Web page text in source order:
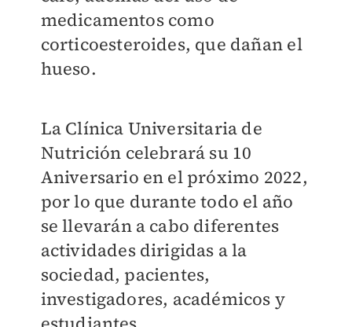
medicamentos como
corticoesteroides, que dañan el
hueso.
La Clínica Universitaria de
Nutrición celebrará su 10
Aniversario en el próximo 2022,
por lo que durante todo el año
se llevarán a cabo diferentes
actividades dirigidas a la
sociedad, pacientes,
investigadores, académicos y